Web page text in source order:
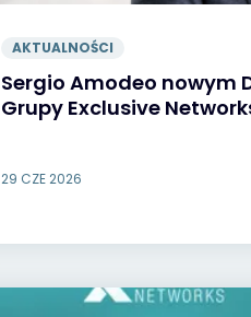
AKTUALNOŚCI
Sergio Amodeo nowym
Grupy Exclusive
29 CZE 2026